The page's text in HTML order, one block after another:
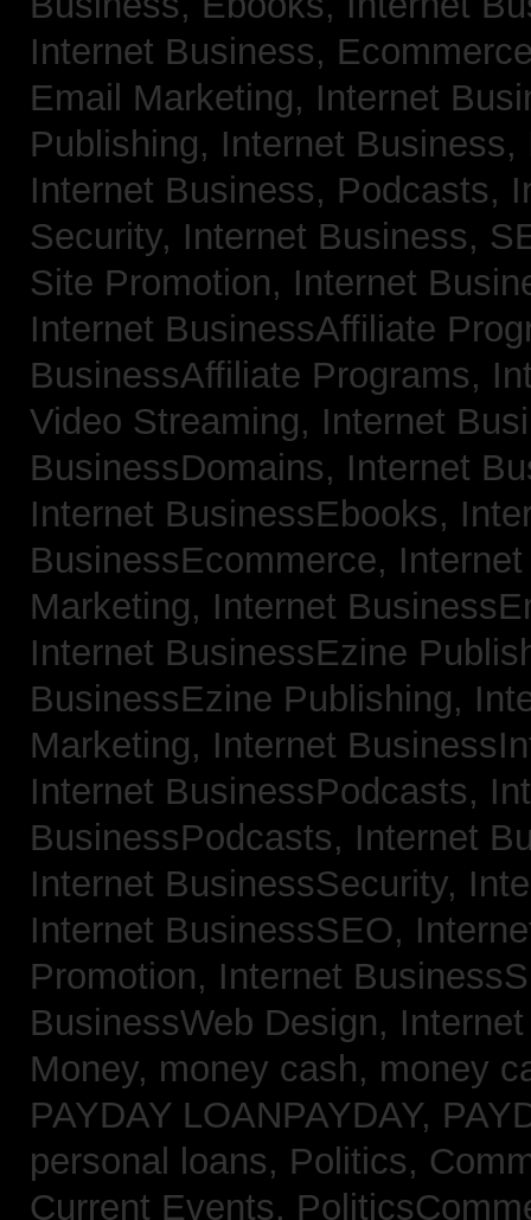
Internet Business,
Email Marketing, Internet
Publishing, Internet
Internet Business, Podcasts,
Security, Internet Business,
Site Promotion, Internet
Internet BusinessAffiliate
BusinessAffiliate Programs,
Video Streaming, Internet
BusinessDomains, Internet
Internet BusinessEbooks,
BusinessEcommerce,
Marketing, Internet
Internet BusinessEzine
BusinessEzine Publishing,
Marketing, Internet
Internet BusinessPodcasts,
BusinessPodcasts, Internet
Internet BusinessSecurity,
Internet BusinessSEO,
Promotion, Internet
BusinessWeb Design,
Money, money cash, money
PAYDAY LOANPAYDAY,
personal loans, Politics,
Current Events,